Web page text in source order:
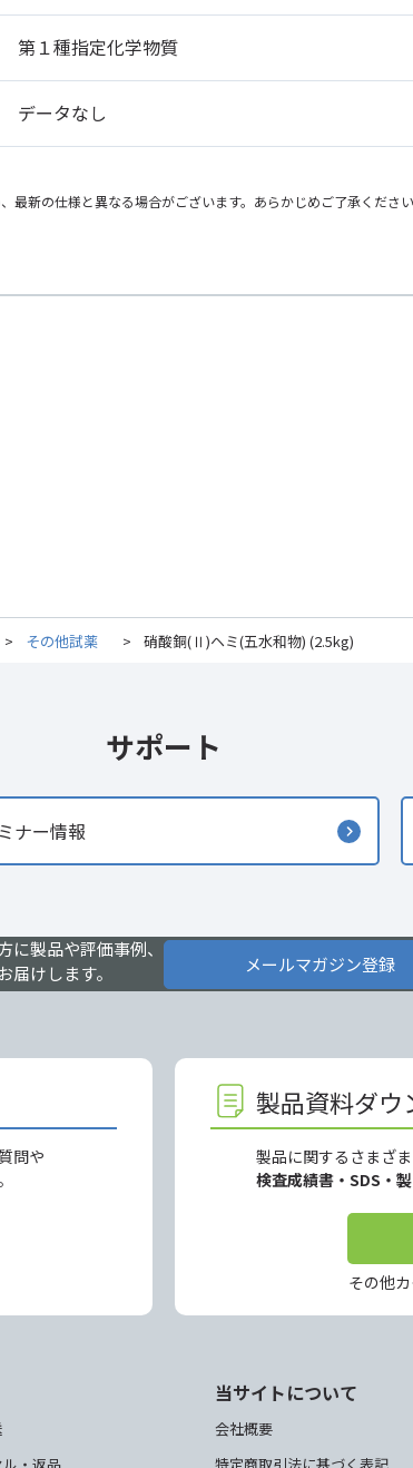
第１種指定化学物質
データなし
最新の仕様と異なる場合がございます。あらかじめご了承くださ
> その他試薬 > 硝酸銅(Ⅱ)ヘミ(五水和物) (2.5kg)
サポート
ナー情報
に製品や評価事例、
届けします。
メールマガジン登録
問や
製品資料ダウ
製品に関するさまざ
検査成績書・SDS・
その他
当サイトについて
会社概要